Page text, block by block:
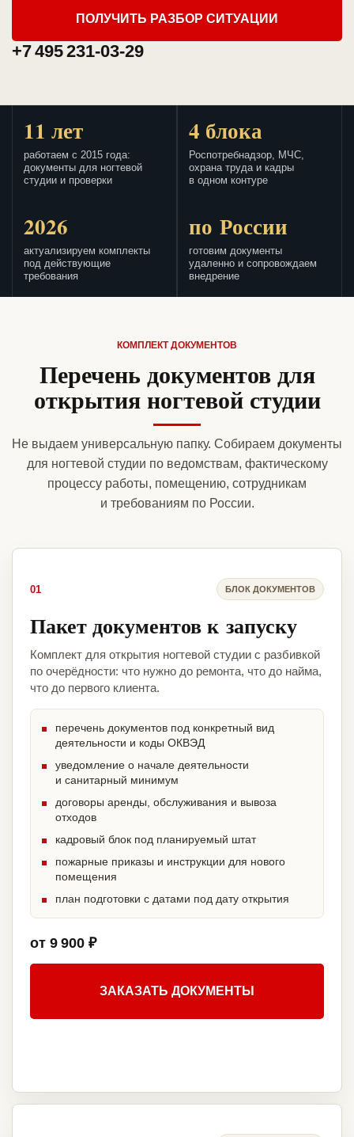
ПОЛУЧИТЬ РАЗБОР СИТУАЦИИ
+7 495 231-03-29
11 лет
работаем с 2015 года:
документы для ногтевой
студии и проверки
4 блока
Роспотребнадзор, МЧС,
охрана труда и кадры
в одном контуре
2026
актуализируем комплекты
под действующие
требования
по России
готовим документы
удаленно и сопровождаем
внедрение
КОМПЛЕКТ ДОКУМЕНТОВ
Перечень документов для
открытия ногтевой студии
Не выдаем универсальную папку. Собираем документы
для ногтевой студии по ведомствам, фактическому
процессу работы, помещению, сотрудникам
и требованиям по России.
01 БЛОК ДОКУМЕНТОВ
Пакет документов к запуску
Комплект для открытия ногтевой студии с разбивкой
по очерёдности: что нужно до ремонта, что до найма,
что до первого клиента.
перечень документов под конкретный вид
деятельности и коды ОКВЭД
уведомление о начале деятельности
и санитарный минимум
договоры аренды, обслуживания и вывоза
отходов
кадровый блок под планируемый штат
пожарные приказы и инструкции для нового
помещения
план подготовки с датами под дату открытия
от 9 900 ₽
ЗАКАЗАТЬ ДОКУМЕНТЫ